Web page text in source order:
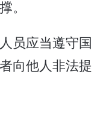
。
员应当遵守国
向他人非法提